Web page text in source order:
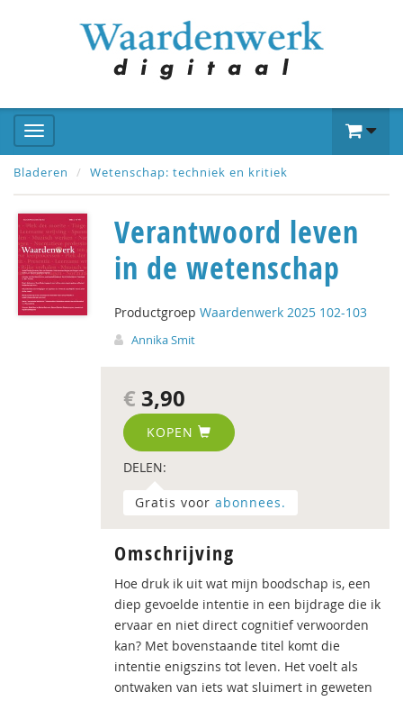
Bladeren Wetenschap: techniek en kritiek
Verantwoord leven
in de wetenschap
Productgroep Waardenwerk 2025 102-103
Annika Smit
€ 3,90
KOPEN
DELEN:
Gratis voor abonnees.
Omschrijving
Hoe druk ik uit wat mijn boodschap is, een
diep gevoelde intentie in een bijdrage die ik
ervaar en niet direct cognitief verwoorden
kan? Met bovenstaande titel komt die
intentie enigszins tot leven. Het voelt als
ontwaken van iets wat sluimert in geweten